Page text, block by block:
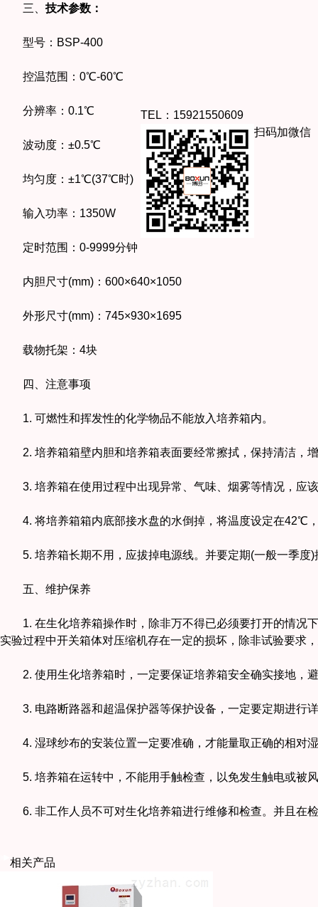
三、 技术参数：
型号：BSP-400
控温范围：0℃-60℃
分辨率：0.1℃
波动度：±0.5℃
均匀度：±1℃(37℃时)
输入功率：1350W
定时范围：0-9999分钟
内胆尺寸(mm)：600×640×1050
外形尺寸(mm)：745×930×1695
载物托架：4块
四、注意事项
1. 可燃性和挥发性的化学物品不能放入培养箱内。
2. 培养箱箱壁内胆和培养箱表面要经常擦拭，保持清洁，
3. 培养箱在使用过程中出现异常、气味、烟雾等情况，应
4. 将培养箱箱内底部接水盘的水倒掉，将温度设定在42℃，
5. 培养箱长期不用，应拔掉电源线。并要定期(一般一季度)
五、维护保养
1. 在生化培养箱操作时，除非万不得已必须要打开的情况下
实验过程中开关箱体对压缩机存在一定的损坏，除非试验要求
2. 使用生化培养箱时，一定要保证培养箱安全确实接地，
3. 电路断路器和超温保护器等保护设备，一定要定期进行
4. 湿球纱布的安装位置一定要准确，才能量取正确的相对
5. 培养箱在运转中，不能用手触检查，以免发生触电或被
6. 非工作人员不可对生化培养箱进行维修和检查。并且在检
相关产品
TEL：15921550609
扫码加微信